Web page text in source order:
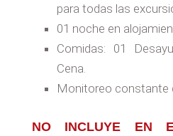
para todas las
01 noche en
Comidas: 01
Cena.
Monitoreo constante
NO INCLUYE EN